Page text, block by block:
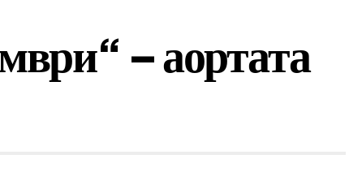
– аортата